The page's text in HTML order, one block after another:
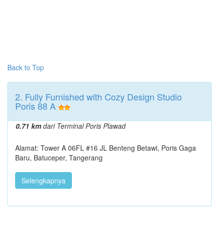
Back to Top
2. Fully Furnished with Cozy Design Studio
Poris 88 A
0.71 kmdari Terminal Poris Plawad
Alamat: Tower A 06FL #16 JL Benteng Betawi, Poris Gaga
Baru, Batuceper, Tangerang
Selengkapnya